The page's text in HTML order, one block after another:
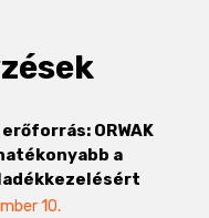
ORWAK
a
10.